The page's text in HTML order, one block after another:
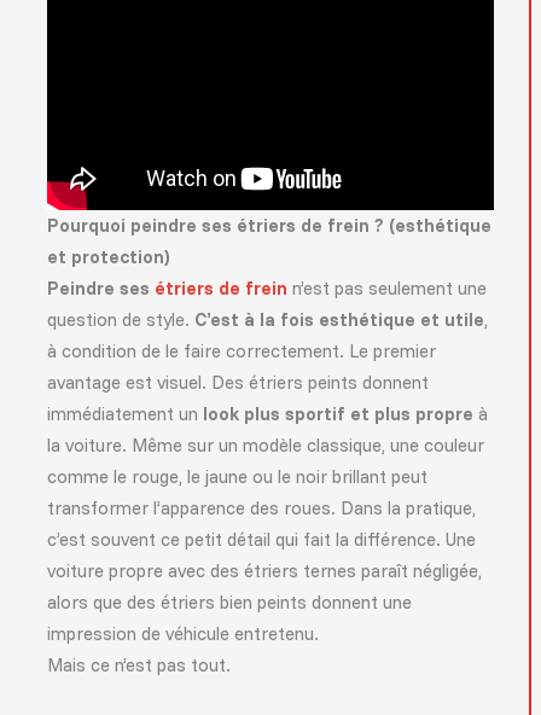
Pourquoi peindre ses étriers de frein ? (esthétique
et protection)
Peindre ses étriers de frein n’est pas seulement une
question de style. C’est à la fois esthétique et utile,
à condition de le faire correctement. Le premier
avantage est visuel. Des étriers peints donnent
immédiatement un look plus sportif et plus propre à
la voiture. Même sur un modèle classique, une couleur
comme le rouge, le jaune ou le noir brillant peut
transformer l’apparence des roues. Dans la pratique,
c’est souvent ce petit détail qui fait la différence. Une
voiture propre avec des étriers ternes paraît négligée,
alors que des étriers bien peints donnent une
impression de véhicule entretenu.
Mais ce n’est pas tout.